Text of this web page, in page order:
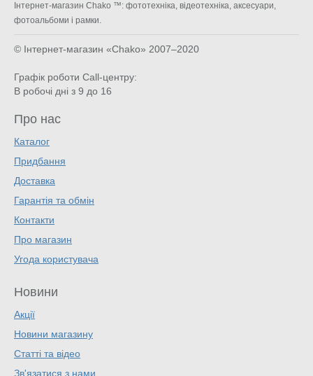
Інтернет-магазин Chako ™: фототехніка, відеотехніка, аксесуари,
фотоальбоми і рамки.
© Інтернет-магазин «Chako» 2007–2020
Графік роботи Call-центру:
В робочі дні з 9 до 16
Про нас
Каталог
Придбання
Доставка
Гарантія та обмін
Контакти
Про магазин
Угода користувача
Новини
Акції
Новини магазину
Статті та відео
Зв'язатися з нами